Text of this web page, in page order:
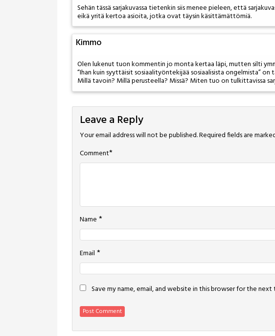
Sehän tässä sarjakuvassa tietenkin siis menee pieleen, että
eikä yritä kertoa asioita, jotka ovat täysin käsittämättömiä.
Kimmo
Olen lukenut tuon kommentin jo monta kertaa läpi, mutten silti
“Ihan kuin syyttäisit sosiaalityöntekijää sosiaalisista ongelmista”
Millä tavoin? Millä perusteella? Missä? Miten tuo on tulkittavissa
Leave a Reply
Your email address will not be published.Required fields are
Comment*
Name *
Email *
Save my name, email, and website in this browser for the